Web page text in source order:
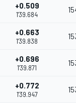
+0.509
1'39.684
+0.663
1'39.838
+0.696
1'39.871
+0.772
1'39.947